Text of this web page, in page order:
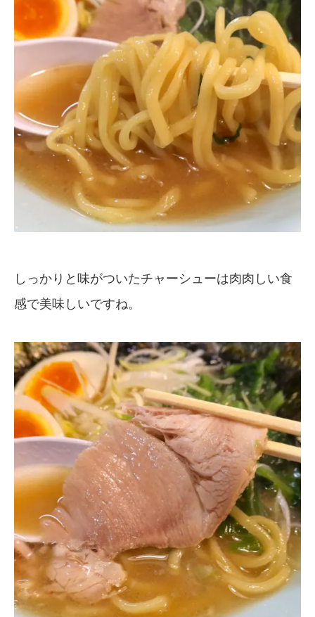
しっかりと味がついたチャーシューは肉肉しい食
感で美味しいですね。